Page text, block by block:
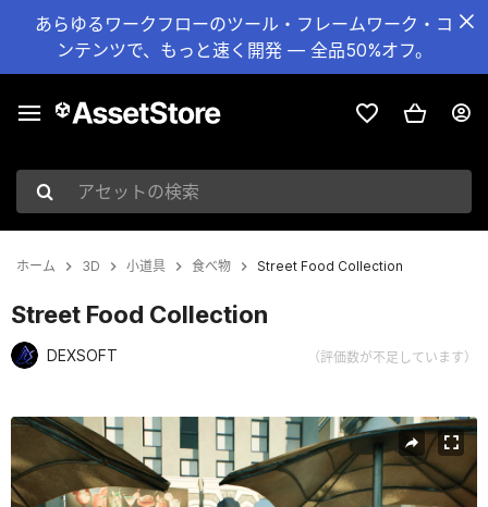
あらゆるワークフローのツール・フレームワーク・コ
ンテンツで、もっと速く開発 — 全品50%オフ。
アセットの検索
ホーム 3D 小道具 食べ物 Street Food Collection
Street Food Collection
DEXSOFT （評価数が不足しています）
現在のスライド：1 / 13